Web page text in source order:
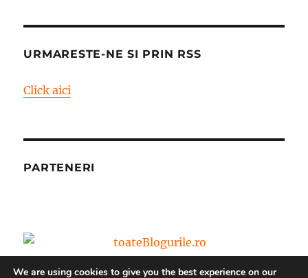
URMARESTE-NE SI PRIN RSS
Click aici
PARTENERI
We are using cookies to give you the best experience on our